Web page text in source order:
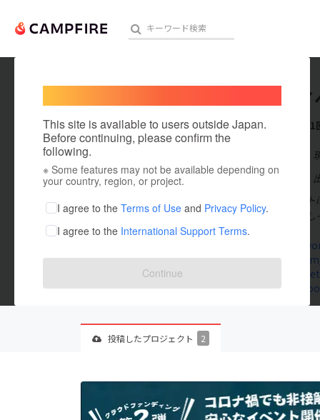
人気のプロジェクト 注目の
アート・写真
テクノロジー・ガジェット
映像・映画
ビジネス・起業
まちづくり・地域活性化
This site is available to users outside Japan.
Before continuing, please confirm the
following.
※ Some features may not be available depending on
your country, region, or project.
I agree to the Terms of Use and Privacy Policy.
I agree to the International Support Terms.
Continue
謎解き
これまでに1
出身国：日本
謎解きイベン
「謎解き宝探
bouken-
投稿したプロジェクト 2